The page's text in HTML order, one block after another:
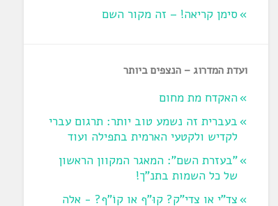
סימן קריאה! – זה מקור השם
ועדת המדרוג – הנצפים ביותר
האקדח מת מחום
בעברית זה נשמע טוב יותר: תרגום עברי
לקדיש ולקטעי הארמית בתפילה ועוד
"בעזרת השם": המאגר המקוון הראשון
של כל השמות בתנ"ך!
צד"י או צדי"ק? קוּ"ף או קוֹ"ף? - אלה